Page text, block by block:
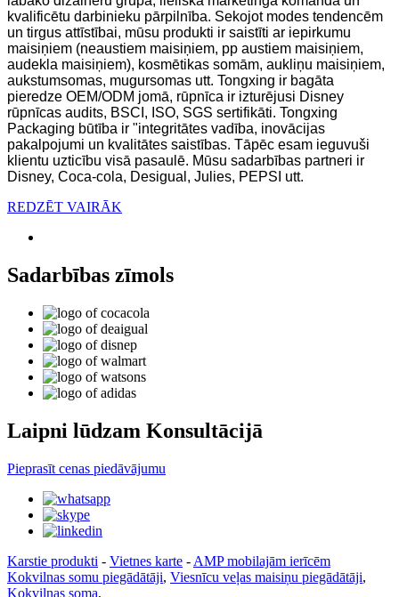
kvalificētu darbinieku pārpilnība. Sekojot modes tendencēm
un tirgus attīstībai, mūsu produkti ir saistīti ar iepirkumu
maisiņiem (neaustiem maisiņiem, pp austiem maisiņiem,
audekla maisiņiem), kosmētikas somām, aukliņu maisiņiem,
aukstumsomas, mugursomas utt. Tongxing ir bagāta
pieredze OEM/ODM jomā, rūpnīca ir izturējusi Disney
rūpnīcas audits, BSCI, ISO, SGS sertifikāti. Tongxing
Packaging būtība ir "integritātes vadība, inovācijas
pakalpojumi un kvalitātes saistības. Tāpēc esam ieguvuši
klientu uzticību visā pasaulē. Mūsu sadarbības partneri ir
Disney, Coca-cola, Desigual, Julies, PEPSI utt.
REDZĒT VAIRĀK
Sadarbības zīmols
Laipni lūdzam Konsultācijā
Pieprasīt cenas piedāvājumu
Karstie produkti - Vietnes karte - AMP mobilajām ierīcēm
Kokvilnas somu piegādātāji, Viesnīcu veļas maisiņu piegādātāji,
Kokvilnas soma,